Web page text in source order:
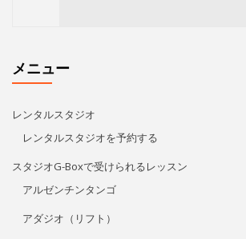
メニュー
レンタルスタジオ
レンタルスタジオを予約する
スタジオG-Boxで受けられるレッスン
アルゼンチンタンゴ
アダジオ（リフト）